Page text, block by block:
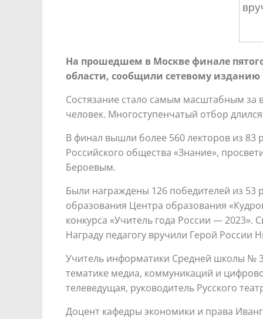
На прошедшем в Москве финале
области, сообщили сетевому
Состязание стало самым масштабным за
человек. Многоступенчатый отбор
В финал вышли более 560 лекторов из 83
Российского общества «Знание»,
Бероевым.
Были награждены 126 победителей из 53
образования Центра образования
конкурса «Учитель года России — 2023».
Награду педагогу вручили Герой России
Учитель информатики Средней школы №
тематике медиа, коммуникаций и
телеведущая, руководитель Русского
Доцент кафедры экономики и права